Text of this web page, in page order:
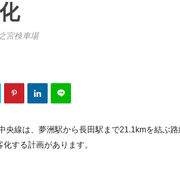
ー
宮検車場
央線は、夢洲駅から長田駅まで21.1kmを結ぶ
化する計画があります。